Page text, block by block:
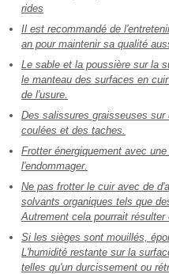
rides
Il est recommandé de
an pour maintenir sa qualité
Le sable et la poussière sur la
le manteau des surfaces en
de l'usure.
Des salissures graisseuses
coulées et des taches.
Frotter énergiquement avec
l'endommager.
Ne pas frotter le cuir avec de
solvants organiques tels que
Autrement cela pourrait
Si les sièges sont mouillés,
L'humidité restante sur la
telles qu'un durcissement ou